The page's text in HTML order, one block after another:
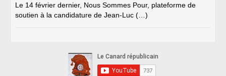
Le 14 février dernier, Nous Sommes Pour, plateforme de
soutien à la candidature de Jean-Luc (…)